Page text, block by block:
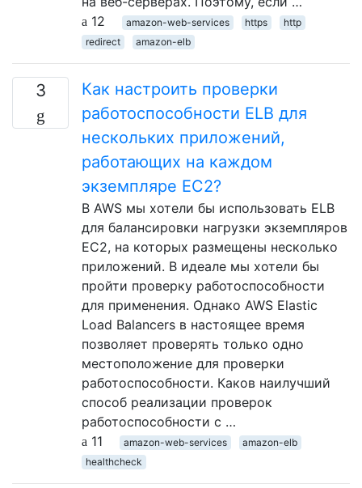
12
amazon-web-services https
http
redirect
amazon-elb
3
Как настроить проверки
работоспособности ELB для
нескольких приложений,
работающих на каждом
экземпляре EC2?
В AWS мы хотели бы использовать ELB
для балансировки нагрузки экземпляров
EC2, на которых размещены несколько
приложений. В идеале мы хотели бы
пройти проверку работоспособности
для применения. Однако AWS Elastic
Load Balancers в настоящее время
позволяет проверять только одно
местоположение для проверки
работоспособности. Каков наилучший
способ реализации проверок
работоспособности с …
11
amazon-web-services
amazon-elb
healthcheck